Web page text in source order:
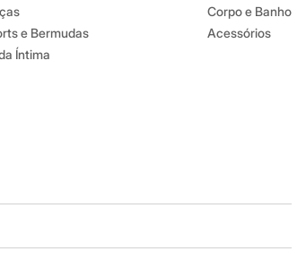
e Bermudas
Íntima
Corpo e Banho
Acessórios